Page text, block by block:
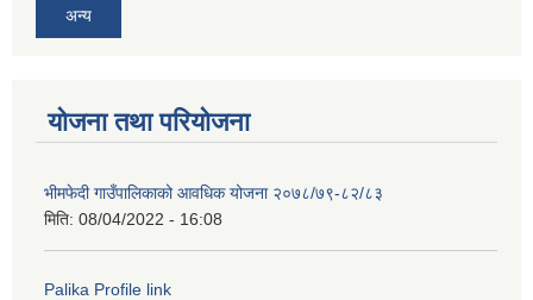
अन्य
योजना तथा परियोजना
भीमफेदी गाउँपालिकाको आवधिक योजना २०७८/७९-८२/८३
मिति: 08/04/2022 - 16:08
Palika Profile link